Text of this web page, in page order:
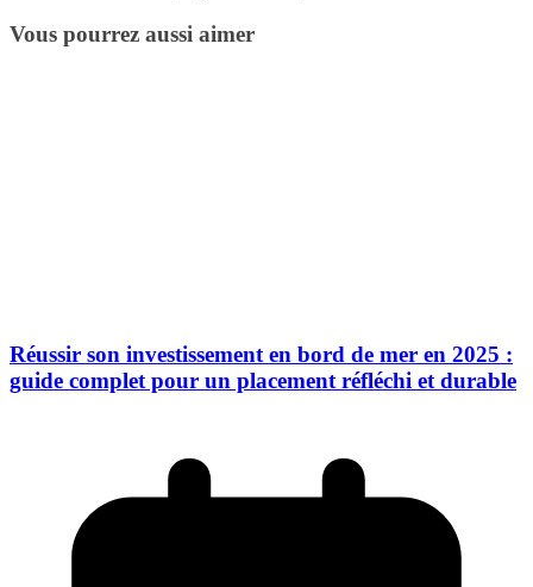
Vous pourrez aussi aimer
Réussir son investissement en bord de mer en 2025 :
guide complet pour un placement réfléchi et durable